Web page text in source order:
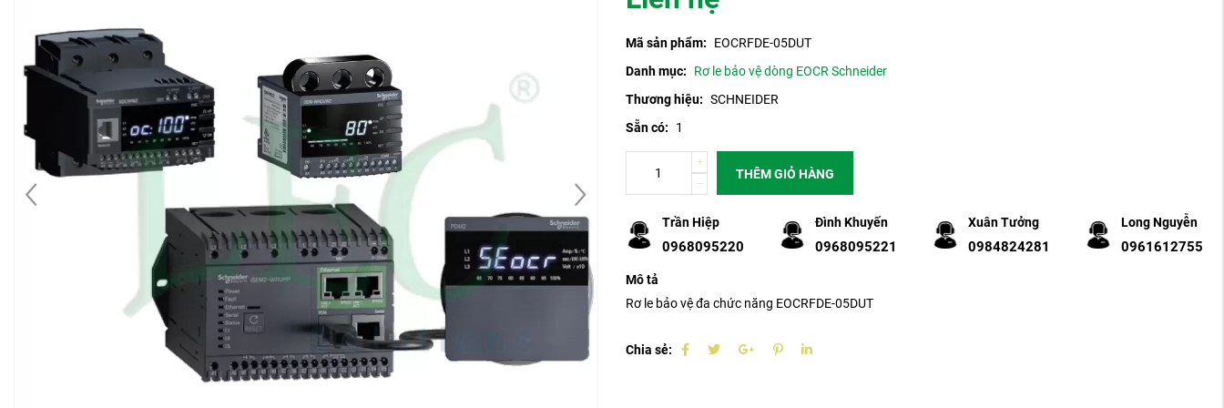
Mã sản phẩm:
EOCRFDE-05DUT
Danh mục:
Rơ le bảo vệ dòng EOCR Schneider
Thương hiệu: SCHNEIDER
Sẵn có:
1
THÊM GIỎ HÀNG
Trần Hiệp
0968095220
Đình Khuyến
0968095221
Xuân Tưởng
0984824281
Long Nguyễn
0961612755
Mô tả
Rơ le bảo vệ đa chức năng EOCRFDE-05DUT
Chia sẻ: